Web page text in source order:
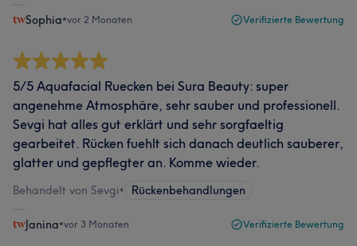
Sophia•vor 2 Monaten Verifizierte Bewertung
5/5 Aquafacial Ruecken bei Sura Beauty: super
angenehme Atmosphäre, sehr sauber und professionell.
Sevgi hat alles gut erklärt und sehr sorgfaeltig
gearbeitet. Rücken fuehlt sich danach deutlich sauberer,
glatter und gepflegter an. Komme wieder.
Behandelt von Sevgi• Rückenbehandlungen
Janina•vor 3 Monaten Verifizierte Bewertung